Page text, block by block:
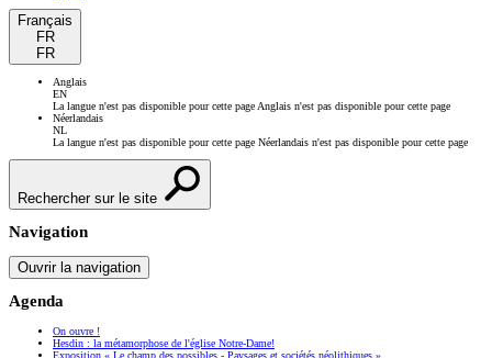
Français
FR
FR
Anglais
EN
La langue n'est pas disponible pour cette page Anglais n'est pas disponible pour cette page
Néerlandais
NL
La langue n'est pas disponible pour cette page Néerlandais n'est pas disponible pour cette page
Rechercher sur le site
Navigation
Ouvrir la navigation
Agenda
On ouvre !
Hesdin : la métamorphose de l'église Notre-Dame!
Exposition « Le champ des possibles - Paysages et sociétés néolithiques »